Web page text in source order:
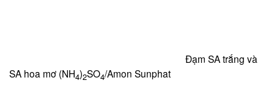
Đạm SA trắng và
SA hoa mơ (NH4)2SO4/Amon Sunphat